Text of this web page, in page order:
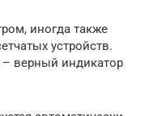
иногда также
устройств.
верный индикатор